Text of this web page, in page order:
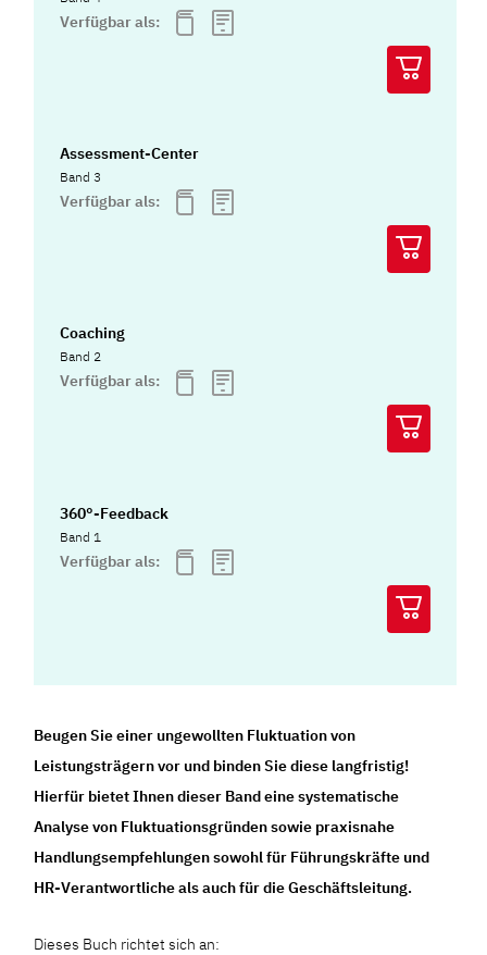
Verfügbar als:
Assessment-Center
Band 3
Verfügbar als:
Coaching
Band 2
Verfügbar als:
360°-Feedback
Band 1
Verfügbar als:
Beugen Sie einer ungewollten Fluktuation von
Leistungsträgern vor und binden Sie diese langfristig!
Hierfür bietet Ihnen dieser Band eine systematische
Analyse von Fluktuationsgründen sowie praxisnahe
Handlungsempfehlungen sowohl für Führungskräfte und
HR-Verantwortliche als auch für die Geschäftsleitung.
Dieses Buch richtet sich an: